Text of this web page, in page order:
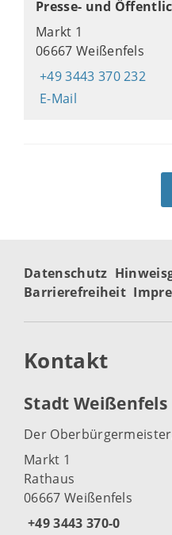
Presse- und
Markt 1
06667 Weißenfels
+49 3443 370 232
E-Mail
Datenschutz
Barrierefreiheit
Kontakt
Stadt Weißenfels
Der
Markt 1
Rathaus
06667 Weißenfels
+49 3443 370-0